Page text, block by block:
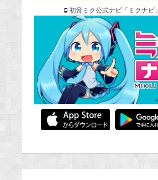
初音ミク公式ナビ「ミクナビ」